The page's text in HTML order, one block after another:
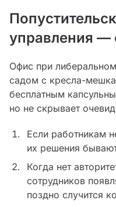
управления —
Офис при
садом с кресла-
бесплатным
но не скрывает
Если работникам
их решения
Когда нет
сотрудников
поздно случится